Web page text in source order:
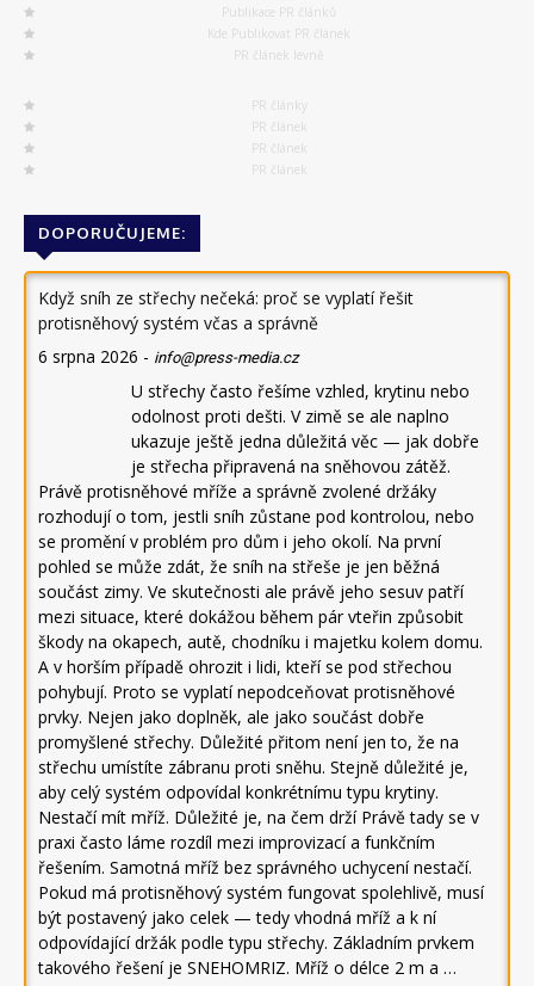
Publikace PR článků
Kde Publikovat PR článek
PR článek levně
PR články
PR článek
PR článek
PR článek
DOPORUČUJEME:
Když sníh ze střechy nečeká: proč se vyplatí řešit
protisněhový systém včas a správně
6 srpna 2026 - info@press-media.cz
U střechy často řešíme vzhled, krytinu nebo
odolnost proti dešti. V zimě se ale naplno
ukazuje ještě jedna důležitá věc — jak dobře
je střecha připravená na sněhovou zátěž.
Právě protisněhové mříže a správně zvolené držáky
rozhodují o tom, jestli sníh zůstane pod kontrolou, nebo
se promění v problém pro dům i jeho okolí. Na první
pohled se může zdát, že sníh na střeše je jen běžná
součást zimy. Ve skutečnosti ale právě jeho sesuv patří
mezi situace, které dokážou během pár vteřin způsobit
škody na okapech, autě, chodníku i majetku kolem domu.
A v horším případě ohrozit i lidi, kteří se pod střechou
pohybují. Proto se vyplatí nepodceňovat protisněhové
prvky. Nejen jako doplněk, ale jako součást dobře
promyšlené střechy. Důležité přitom není jen to, že na
střechu umístíte zábranu proti sněhu. Stejně důležité je,
aby celý systém odpovídal konkrétnímu typu krytiny.
Nestačí mít mříž. Důležité je, na čem drží Právě tady se v
praxi často láme rozdíl mezi improvizací a funkčním
řešením. Samotná mříž bez správného uchycení nestačí.
Pokud má protisněhový systém fungovat spolehlivě, musí
být postavený jako celek — tedy vhodná mříž a k ní
odpovídající držák podle typu střechy. Základním prvkem
takového řešení je SNEHOMRIZ. Mříž o délce 2 m a …